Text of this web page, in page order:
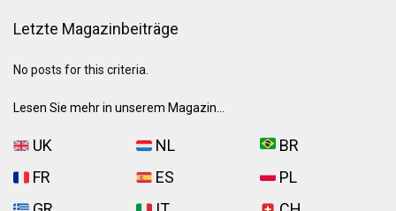
Letzte Magazinbeiträge
No posts for this criteria.
Lesen Sie mehr in unserem Magazin...
UK
FR
NL
ES
BR
PL